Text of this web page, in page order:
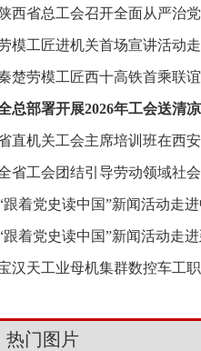
陕西省总工会召开全面从严治
楚劳模工匠西十高铁首乘联
总部署开展2026年工会送清
直机关工会主席培训班在西
跟着党史读中国”新闻活动走
跟着党史读中国”新闻活动走
汉天工业母机集群数控车工
热门图片